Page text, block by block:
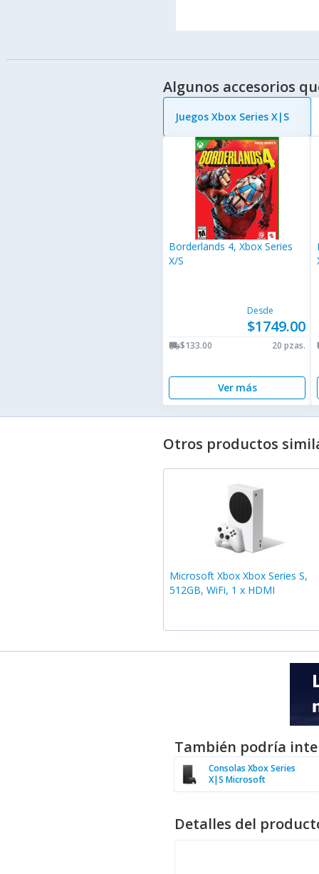
Algunos accesorios
Juegos Xbox Series X|S
Borderlands 4, Xbox Series
X/S
Desde
$1749.00
local_shipping$133.00 20 pzas.
Ver más
Otros productos
Microsoft Xbox Xbox Series S,
512GB, WiFi, 1 x HDMI
También podría
Consolas Xbox Series
X|S Microsoft
Detalles del